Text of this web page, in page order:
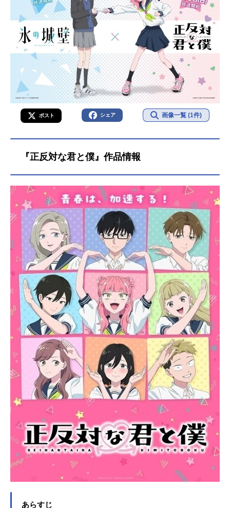
ポスト シェア 画像一覧 (1件)
『正反対な君と僕』作品情報
あらすじ